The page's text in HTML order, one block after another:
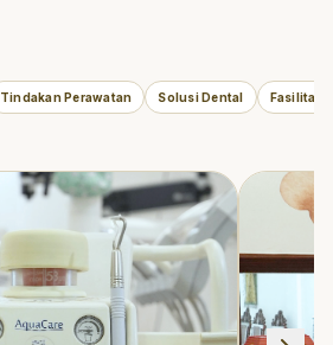
Tindakan Perawatan Solusi Dental Fasilitas